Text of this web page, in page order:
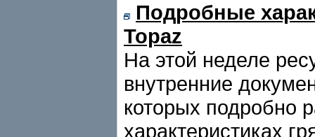
Подробные
Topaz
На этой неделе
внутренние
которых подробно
характеристиках